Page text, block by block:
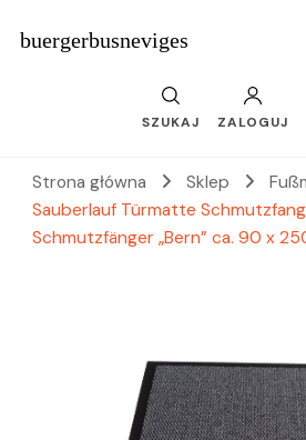
buergerbusneviges
SZUKAJ ZALOGUJ
Strona główna Sklep
Sauberlauf Türmatte
Schmutzfänger „Bern” ca. 90 x